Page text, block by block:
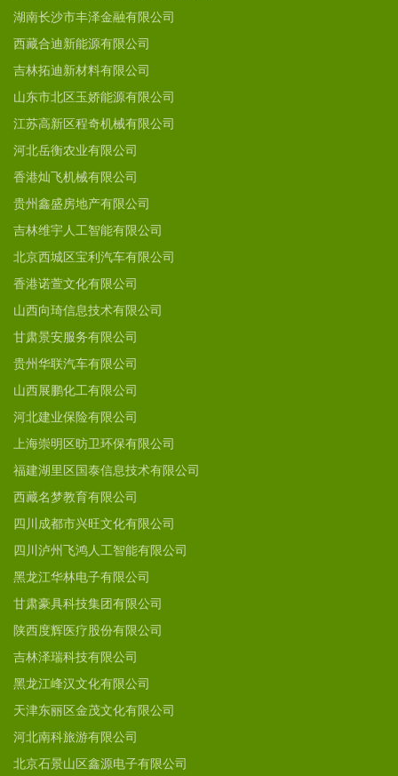
湖南长沙市丰泽金融有限公司
西藏合迪新能源有限公司
吉林拓迪新材料有限公司
山东市北区玉娇能源有限公司
江苏高新区程奇机械有限公司
河北岳衡农业有限公司
香港灿飞机械有限公司
贵州鑫盛房地产有限公司
吉林维宇人工智能有限公司
北京西城区宝利汽车有限公司
香港诺萱文化有限公司
山西向琦信息技术有限公司
甘肃景安服务有限公司
贵州华联汽车有限公司
山西展鹏化工有限公司
河北建业保险有限公司
上海崇明区昉卫环保有限公司
福建湖里区国泰信息技术有限公司
西藏名梦教育有限公司
四川成都市兴旺文化有限公司
四川泸州飞鸿人工智能有限公司
黑龙江华林电子有限公司
甘肃豪具科技集团有限公司
陕西度辉医疗股份有限公司
吉林泽瑞科技有限公司
黑龙江峰汉文化有限公司
天津东丽区金茂文化有限公司
河北南科旅游有限公司
北京石景山区鑫源电子有限公司